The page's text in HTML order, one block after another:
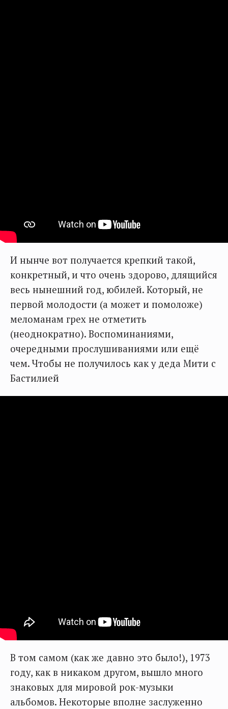
И нынче вот получается крепкий такой,
конкретный, и что очень здорово, длящийся
весь нынешний год, юбилей. Который, не
первой молодости (а может и помоложе)
меломанам грех не отметить
(неоднократно). Воспоминаниями,
очередными прослушиваниями или ещё
чем. Чтобы не получилось как у деда Мити с
Бастилией
В том самом (как же давно это было!), 1973
году, как в никаком другом, вышло много
знаковых для мировой рок-музыки
альбомов. Некоторые вполне заслуженно